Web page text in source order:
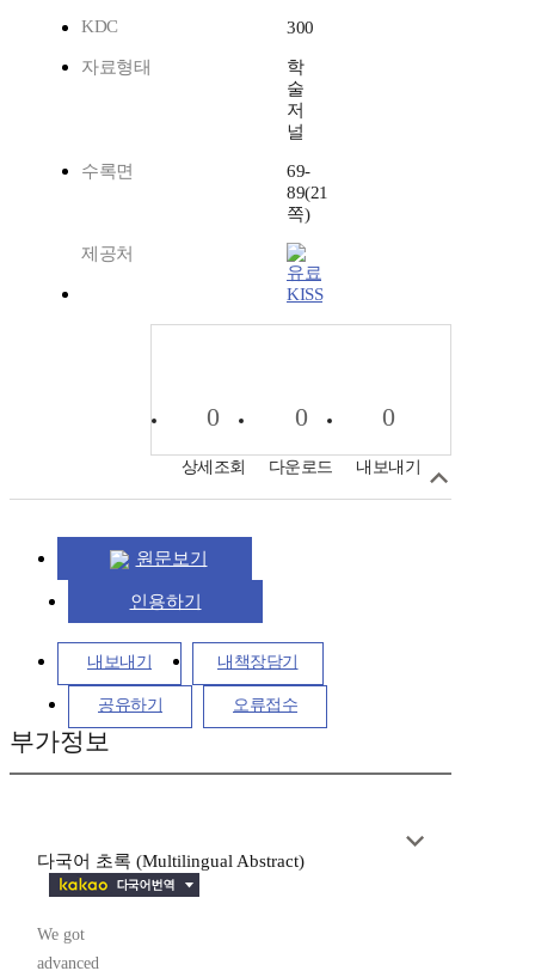
KDC
300
자료형태
학
술
저
널
수록면
69-
89(21
쪽)
제공처
KISS
0
상세조회
0
다운로드
0
내보내기
원문보기
인용하기
내보내기 내책장담기
공유하기 오류접수
부가정보
다국어 초록 (Multilingual Abstract)
We got
advanced